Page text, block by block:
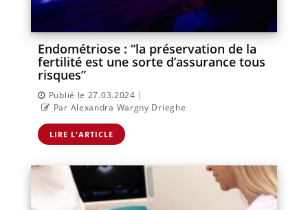
Endométriose : “la préservation de la
fertilité est une sorte d’assurance tous
risques”
Publié le 27.03.2024 |
Par Alexandra Wargny Drieghe
LIRE L'ARTICLE